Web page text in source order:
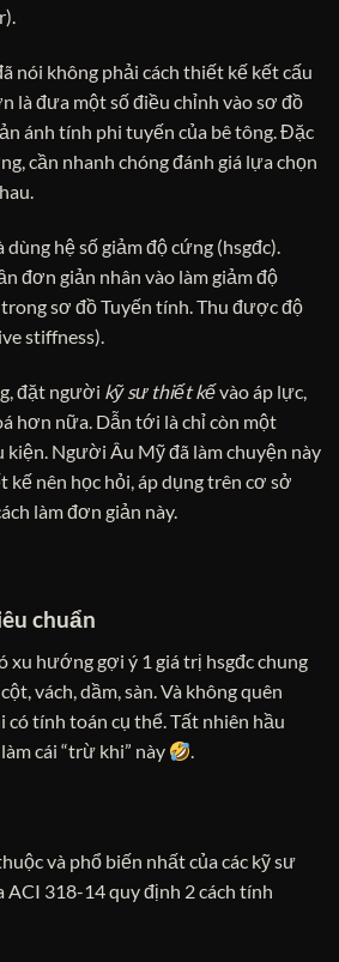
nói không phải cách thiết kế kết cấu
là đưa một số điều chỉnh vào sơ đồ
ánh tính phi tuyến của bê tông. Đặc
cần nhanh chóng đánh giá lựa chọn
hệ số giảm độ cứng (hsgđc).
đơn giản nhân vào làm giảm độ
sơ đồ Tuyến tính. Thu được độ
stiffness).
đặt người kỹ sư thiết kếvào áp lực,
hơn nữa. Dẫn tới là chỉ còn một
kiện. Người Âu Mỹ đã làm chuyện này
nên học hỏi, áp dụng trên cơ sở
làm đơn giản này.
chuẩn
xu hướng gợi ý 1 giá trị hsgđc chung
vách, dầm, sàn. Và không quên
có tính toán cụ thể. Tất nhiên hầu
cái “trừ khi” này
.
và phổ biến nhất của các kỹ sư
ACI 318-14 quy định 2 cách tính